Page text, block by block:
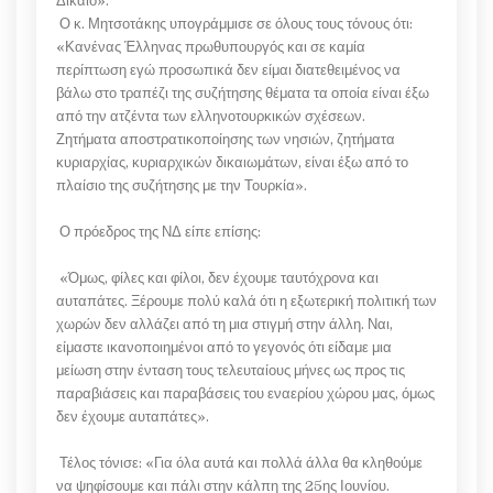
Ο κ. Μητσοτάκης υπογράμμισε σε όλους τους τόνους ότι:
«Κανένας Έλληνας πρωθυπουργός και σε καμία
περίπτωση εγώ προσωπικά δεν είμαι διατεθειμένος να
βάλω στο τραπέζι της συζήτησης θέματα τα οποία είναι έξω
από την ατζέντα των ελληνοτουρκικών σχέσεων.
Ζητήματα αποστρατικοποίησης των νησιών, ζητήματα
κυριαρχίας, κυριαρχικών δικαιωμάτων, είναι έξω από το
πλαίσιο της συζήτησης με την Τουρκία».
Ο πρόεδρος της ΝΔ είπε επίσης:
«Όμως, φίλες και φίλοι, δεν έχουμε ταυτόχρονα και
αυταπάτες. Ξέρουμε πολύ καλά ότι η εξωτερική πολιτική των
χωρών δεν αλλάζει από τη μια στιγμή στην άλλη. Ναι,
είμαστε ικανοποιημένοι από το γεγονός ότι είδαμε μια
μείωση στην ένταση τους τελευταίους μήνες ως προς τις
παραβιάσεις και παραβάσεις του εναερίου χώρου μας, όμως
δεν έχουμε αυταπάτες».
Τέλος τόνισε: «Για όλα αυτά και πολλά άλλα θα κληθούμε
να ψηφίσουμε και πάλι στην κάλπη της 25ης Ιουνίου.